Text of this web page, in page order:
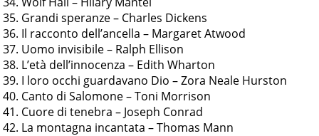
Grandi speranze – Charles Dickens
Il racconto dell’ancella – Margaret Atwood
Uomo invisibile – Ralph Ellison
L’età dell’innocenza – Edith Wharton
I loro occhi guardavano Dio – Zora Neale Hurston
Canto di Salomone – Toni Morrison
Cuore di tenebra – Joseph Conrad
La montagna incantata – Thomas Mann